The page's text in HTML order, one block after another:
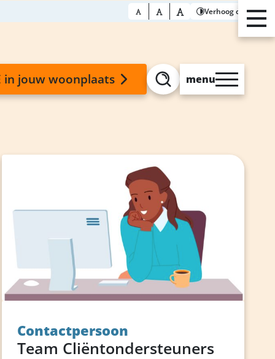
Verhoog contrast
in jouw woonplaats Zoeken
menu
Contactpersoon
Team Cliëntondersteuners